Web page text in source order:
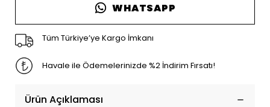
WHATSAPP
Tüm Türkiye’ye Kargo İmkanı
Havale ile Ödemelerinizde %2 İndirim Fırsatı!
Ürün Açıklaması